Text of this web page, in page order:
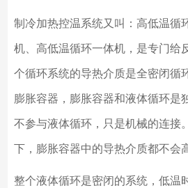
制冷加热控温系统又叫：高低温循
机、高低温循环一体机，是专门给
个循环系统的导热介质是全密闭循
膨胀容器，膨胀容器和液体循环是
不参与液体循环，只是机械的连接
下，膨胀容器中的导热介质都不会
整个液体循环是密闭的系统，低温